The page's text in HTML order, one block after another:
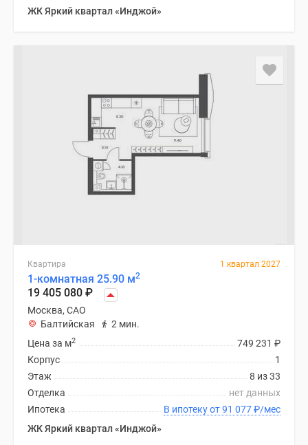
ЖК Яркий квартал «Инджой»
Квартира 1 квартал 2027
1-комнатная 25.90 м2
19 405 080 ₽
Москва, САО
Балтийская
2 мин.
749 231 ₽
Цена за м2
1
Корпус
8 из 33
Этаж
нет данных
Отделка
В ипотеку от 91 077₽/мес
Ипотека
ЖК Яркий квартал «Инджой»